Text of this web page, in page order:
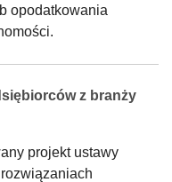
opodatkowania
z branży
projekt ustawy